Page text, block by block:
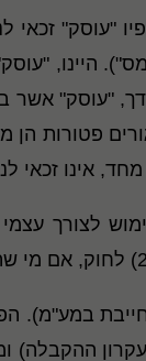
לפיו "עוסק"
היינו,
"עוסק"
על אף האמור בסעיף